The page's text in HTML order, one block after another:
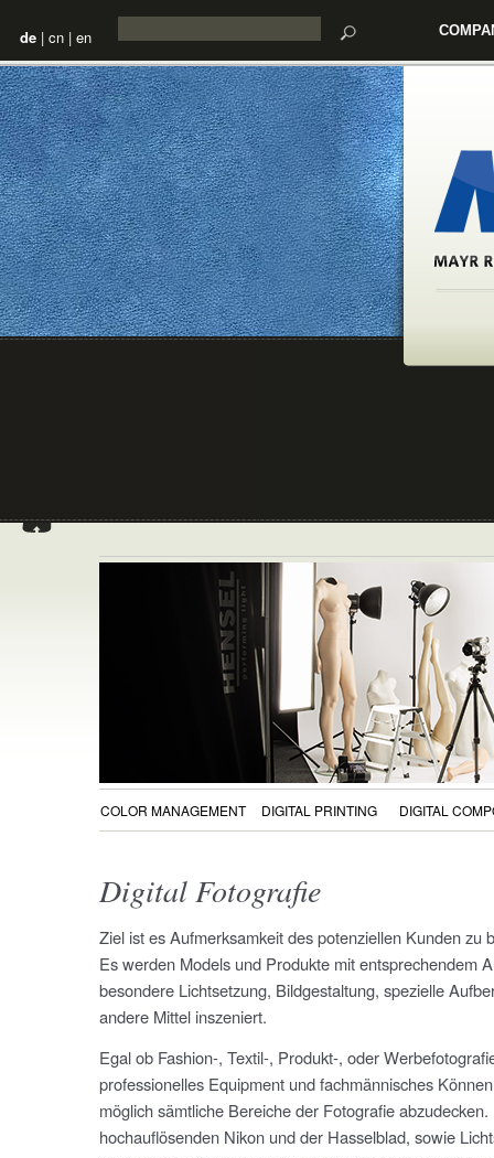
de | cn | en
COLOR MANAGEMENT DIGITAL PRINTING DIGITAL
Digital Fotografie
Ziel ist es Aufmerksamkeit des potenziellen Kunden zu
Es werden Models und Produkte mit entsprechendem
besondere Lichtsetzung, Bildgestaltung, spezielle
andere Mittel inszeniert.
Egal ob Fashion-, Textil-, Produkt-, oder
professionelles Equipment und fachmännisches
möglich sämtliche Bereiche der Fotografie
hochauflösenden Nikon und der Hasselblad, sowie